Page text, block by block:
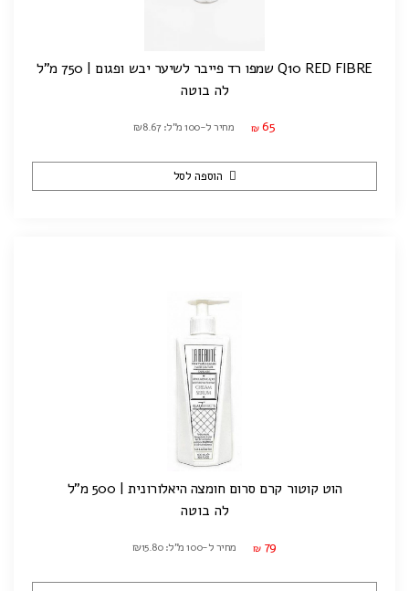
Q10 RED FIBRE שמפו רד פייבר לשיער יבש ופגום | 750 מ"ל
לה בוטה
₪ 65 מחיר ל-100 מ"ל: ₪8.67
הוספה לסל
הוט קוטור קרם סרום חומצה היאלורונית | 500 מ"ל
לה בוטה
₪ 79 מחיר ל-100 מ"ל: ₪15.80